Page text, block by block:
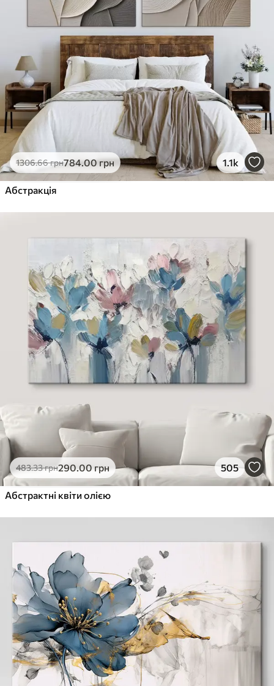
1306.66грн784.00грн 1.1k
Абстракція
483.33грн290.00грн 505
Абстрактні квіти олією